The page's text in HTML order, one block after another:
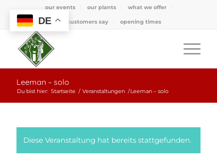
our events our plants what we offer
what customers say opening times
Leeman – solo
Du bist hier: Startseite / Veranstaltungen /Leeman – solo
Diese Veranstaltung hat bereits stattgefunden.
DE